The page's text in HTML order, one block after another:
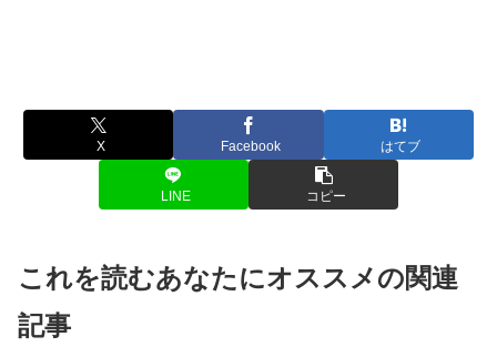
X Facebook はてブ
LINE コピー
これを読むあなたにオススメの関連
記事